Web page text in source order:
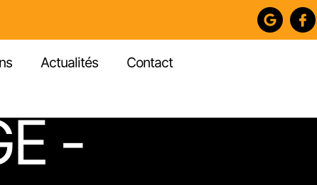
Actualités Contact
-